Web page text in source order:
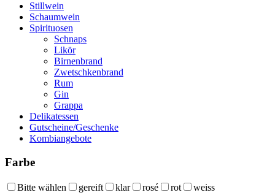
Stillwein
Schaumwein
Spirituosen
Schnaps
Likör
Birnenbrand
Zwetschkenbrand
Rum
Gin
Grappa
Delikatessen
Gutscheine/Geschenke
Kombiangebote
Farbe
Bitte wählen gereift klar rosé rot weiss